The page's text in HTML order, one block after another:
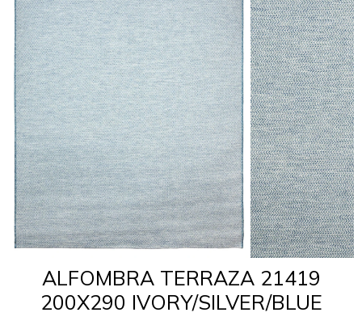
ALFOMBRA TERRAZA 21419
200X290 IVORY/SILVER/BLUE